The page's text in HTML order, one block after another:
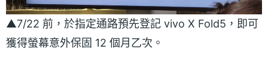
▲7/22 前，於指定通路預先登記 vivo X Fold5，即可
獲得螢幕意外保固 12 個月乙次。